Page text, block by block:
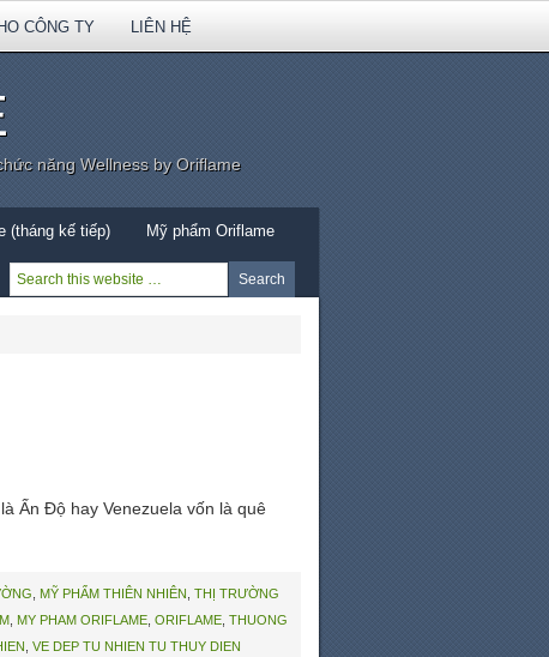
CÔNG TY LIÊN HỆ
năng Wellness by Oriflame
(tháng kế tiếp) Mỹ phẩm Oriflame
Ấn Độ hay Venezuela vốn là quê
MỸ PHẨM THIÊN NHIÊN THỊ TRƯỜNG
MY PHAM ORIFLAME ORIFLAME THUONG
VE DEP TU NHIEN TU THUY DIEN